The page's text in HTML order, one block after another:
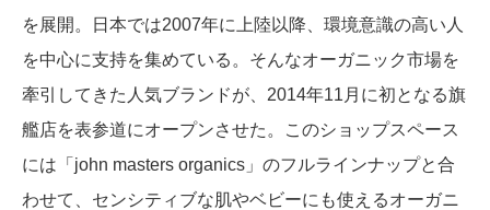
を展開。日本では2007年に上陸以降、環境意識の高い人
を中心に支持を集めている。そんなオーガニック市場を
牽引してきた人気ブランドが、2014年11月に初となる旗
艦店を表参道にオープンさせた。このショップスペース
には「john masters organics」のフルラインナップと合
わせて、センシティブな肌やベビーにも使えるオーガニ